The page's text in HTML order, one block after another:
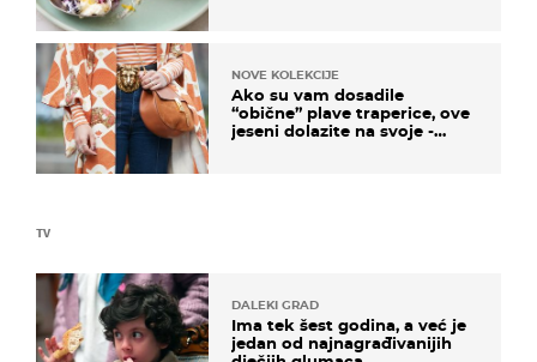
TV
DALEKI GRAD
Ima tek šest godina, a već je
jedan od najnagrađivanijih
NOVE KOLEKCIJE
Ako su vam dosadile
“obične” plave traperice, ove
jeseni dolazite na svoje -